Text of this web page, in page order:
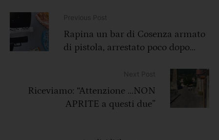
Rapina un bar di Cosenza armato
di pistola, arrestato poco dopo
Riceviamo: “Attenzione …NON
APRITE a questi due”